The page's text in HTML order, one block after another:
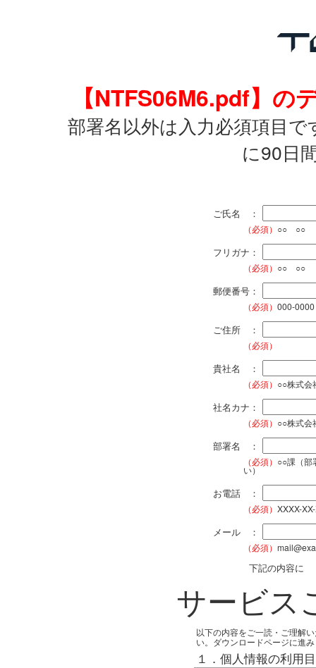
【NTFS06M6.pdf】
部署名以外は入力必須項目
に90日
ご氏名 ：
（必須） ○○ ○○
フリガナ：
（必須） ○○ ○○
郵便番号：
（必須） 000-0000
ご住所 ：
（必須）
貴社名 ：
（必須） ○○株式会
社名カナ：
（必須） ○○株式会
部署名 ：
（必須） ○○課（部
い）
お電話 ：
（必須） XXXX-
メール ：
（必須）
下記の内容に
サービス
以下の内容をご一読・ご理解
い。ダウンロードページに進
１．個人情報の利用